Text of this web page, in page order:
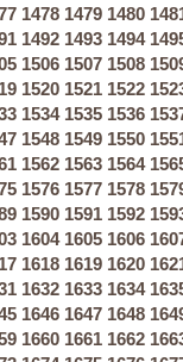
1478 1479 1480
1492 1493 1494
1506 1507 1508
1520 1521 1522
1534 1535 1536
1548 1549 1550
1562 1563 1564
1576 1577 1578
1590 1591 1592
1604 1605 1606
1618 1619 1620
1632 1633 1634
1646 1647 1648
1660 1661 1662